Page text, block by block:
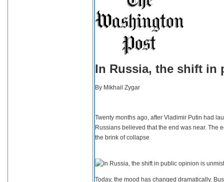
In Russia, the shift in
By Mikhail Zygar
Twenty months ago, after Vladimir Putin had
Russians believed that the end was near. The
the brink of collapse
Today, the mood has changed dramatically.